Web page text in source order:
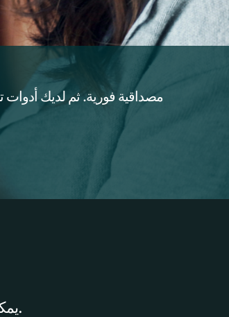
داخل WWONE، يمكنك الوصول إلى أدوات ومواد التسويق والمبيعات لجميع علاماتنا التجارية.